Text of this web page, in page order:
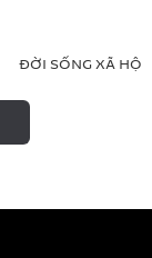
ĐỜI SỐNG XÃ HỘI